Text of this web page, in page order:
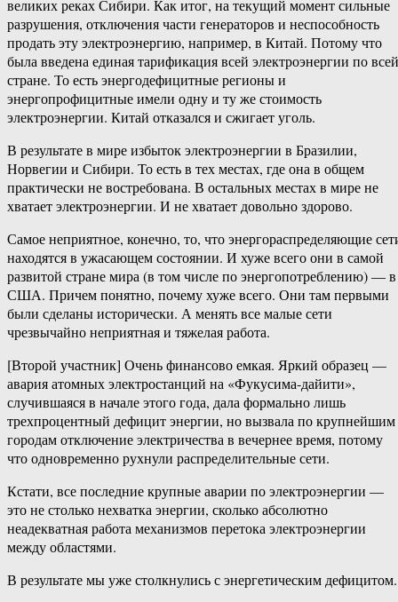
великих реках Сибири. Как итог, на текущий момент сильные
разрушения, отключения части генераторов и неспособность
продать эту электроэнергию, например, в Китай. Потому что
была введена единая тарификация всей электроэнергии по всей
стране. То есть энергодефицитные регионы и
энергопрофицитные имели одну и ту же стоимость
электроэнергии. Китай отказался и сжигает уголь.
В результате в мире избыток электроэнергии в Бразилии,
Норвегии и Сибири. То есть в тех местах, где она в общем
практически не востребована. В остальных местах в мире не
хватает электроэнергии. И не хватает довольно здорово.
Самое неприятное, конечно, то, что энергораспределяющие
находятся в ужасающем состоянии. И хуже всего они в самой
развитой стране мира (в том числе по энергопотреблению) — в
США. Причем понятно, почему хуже всего. Они там первыми
были сделаны исторически. А менять все малые сети
чрезвычайно неприятная и тяжелая работа.
[Второй участник] Очень финансово емкая. Яркий образец —
авария атомных электростанций на «Фукусима-​дайити»,
случившаяся в начале этого года, дала формально лишь
трехпроцентный дефицит энергии, но вызвала по крупнейшим
городам отключение электричества в вечернее время, потому
что одновременно рухнули распределительные сети.
Кстати, все последние крупные аварии по электроэнергии —
это не столько нехватка энергии, сколько абсолютно
неадекватная работа механизмов перетока электроэнергии
между областями.
В результате мы уже столкнулись с энергетическим дефицитом.